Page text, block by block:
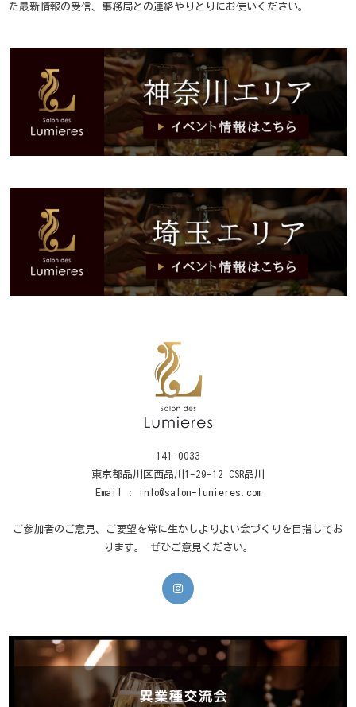
た最新情報の受信、事務局との連絡やりとりにお使いください。
141-0033
東京都品川区西品川1-29-12 CSR品川
Email :
info@salon-lumieres.com
ご参加者のご意見、ご要望を常に生かしよりよい会づくりを目指してお
ります。 ぜひご意見ください。
タ
ブ
開